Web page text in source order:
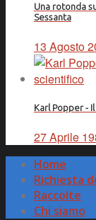
Una rotonda
Sessanta
13 Agosto
Karl Popper -
27 Aprile
Home
Richiesta
Raccolte
Chi siamo